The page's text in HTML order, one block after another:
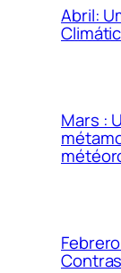
Abril:
Mars :